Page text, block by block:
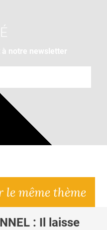
notre newsletter
même thème
: Il laisse